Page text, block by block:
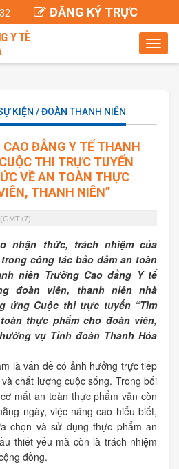
ĐĂNG KÝ TRỰC
KIỆN / ĐOÀN THANH NIÊN
CAO ĐẲNG Y TẾ THANH
THI TRỰC TUYẾN
VỀ AN TOÀN THỰC
THANH NIÊN”
nhận thức, trách nhiệm của
công tác bảo đảm an toàn
niên Trường Cao đẳng Y tế
đoàn viên, thanh niên nhà
ứng Cuộc thi trực tuyến “Tìm
thực phẩm cho đoàn viên,
vụ Tỉnh đoàn Thanh Hóa
là vấn đề có ảnh hưởng trực tiếp
chất lượng cuộc sống. Trong bối
mất an toàn thực phẩm vẫn còn
ngày, việc nâng cao hiểu biết,
chọn và sử dụng thực phẩm an
thiết yếu mà còn là trách nhiệm
đồng.